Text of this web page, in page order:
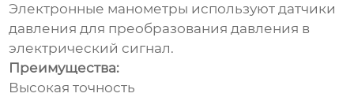
Электронные манометры используют датчики
давления для преобразования давления в
электрический сигнал.
Преимущества:
Высокая точность